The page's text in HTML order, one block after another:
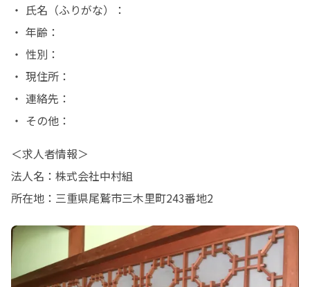
・ 氏名（ふりがな）：
・ 年齢：
・ 性別：
・ 現住所：
・ 連絡先：
・ その他：
＜求人者情報＞
法人名：株式会社中村組
所在地：三重県尾鷲市三木里町243番地2